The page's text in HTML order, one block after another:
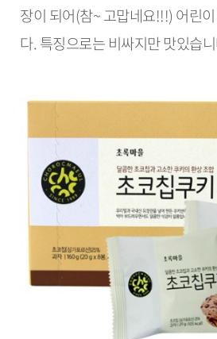
장이 되어(참~ 고맙네요!!!) 어린
다. 특징으로는 비싸지만 맛있습